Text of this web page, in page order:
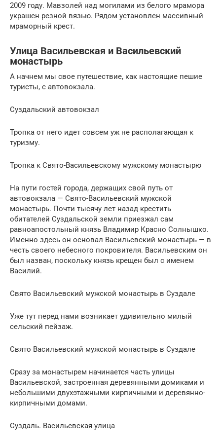
2009 году. Мавзолей над могилами из белого мрамора
украшен резной вязью. Рядом установлен массивный
мраморный крест.
Улица Васильевская и Васильевский
монастырь
А начнем мы свое путешествие, как настоящие пешие
туристы, с автовокзала.
Суздальский автовокзал
Тропка от него идет совсем уж не располагающая к
туризму.
Тропка к Свято-Васильевскому мужскому монастырю
На пути гостей города, держащих свой путь от
автовокзала — Свято-Васильевский мужской
монастырь. Почти тысячу лет назад крестить
обитателей Суздальской земли приезжал сам
равноапостольный князь Владимир Красно Солнышко.
Именно здесь он основал Васильевский монастырь — в
честь своего небесного покровителя. Васильевским он
был назван, поскольку князь крещен был с именем
Василий.
Свято Васильевский мужской монастырь в Суздале
Уже тут перед нами возникает удивительно милый
сельский пейзаж.
Свято Васильевский мужской монастырь в Суздале
Сразу за монастырем начинается часть улицы
Васильевской, застроенная деревянными домиками и
небольшими двухэтажными кирпичными и деревянно-
кирпичными домами.
Суздаль. Васильевская улица